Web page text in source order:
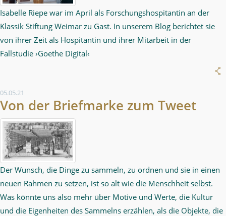
Isabelle Riepe war im April als Forschungshospitantin an der
Klassik Stiftung Weimar zu Gast. In unserem Blog berichtet sie
von ihrer Zeit als Hospitantin und ihrer Mitarbeit in der
Fallstudie ›Goethe Digital‹
05.05.21
Von der Briefmarke zum Tweet
Der Wunsch, die Dinge zu sammeln, zu ordnen und sie in einen
neuen Rahmen zu setzen, ist so alt wie die Menschheit selbst.
Was könnte uns also mehr über Motive und Werte, die Kultur
und die Eigenheiten des Sammelns erzählen, als die Objekte, die